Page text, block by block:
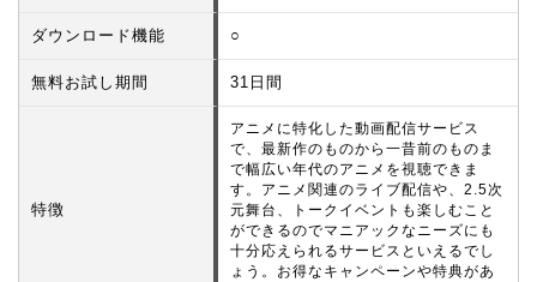
ダウンロード機能 ○
無料お試し期間 31日間
特徴
アニメに特化した動画配信サービス
で、最新作のものから一昔前のものま
で幅広い年代のアニメを視聴できま
す。アニメ関連のライブ配信や、2.5次
元舞台、トークイベントも楽しむこと
ができるのでマニアックなニーズにも
十分応えられるサービスといえるでし
ょう。お得なキャンペーンや特典があ